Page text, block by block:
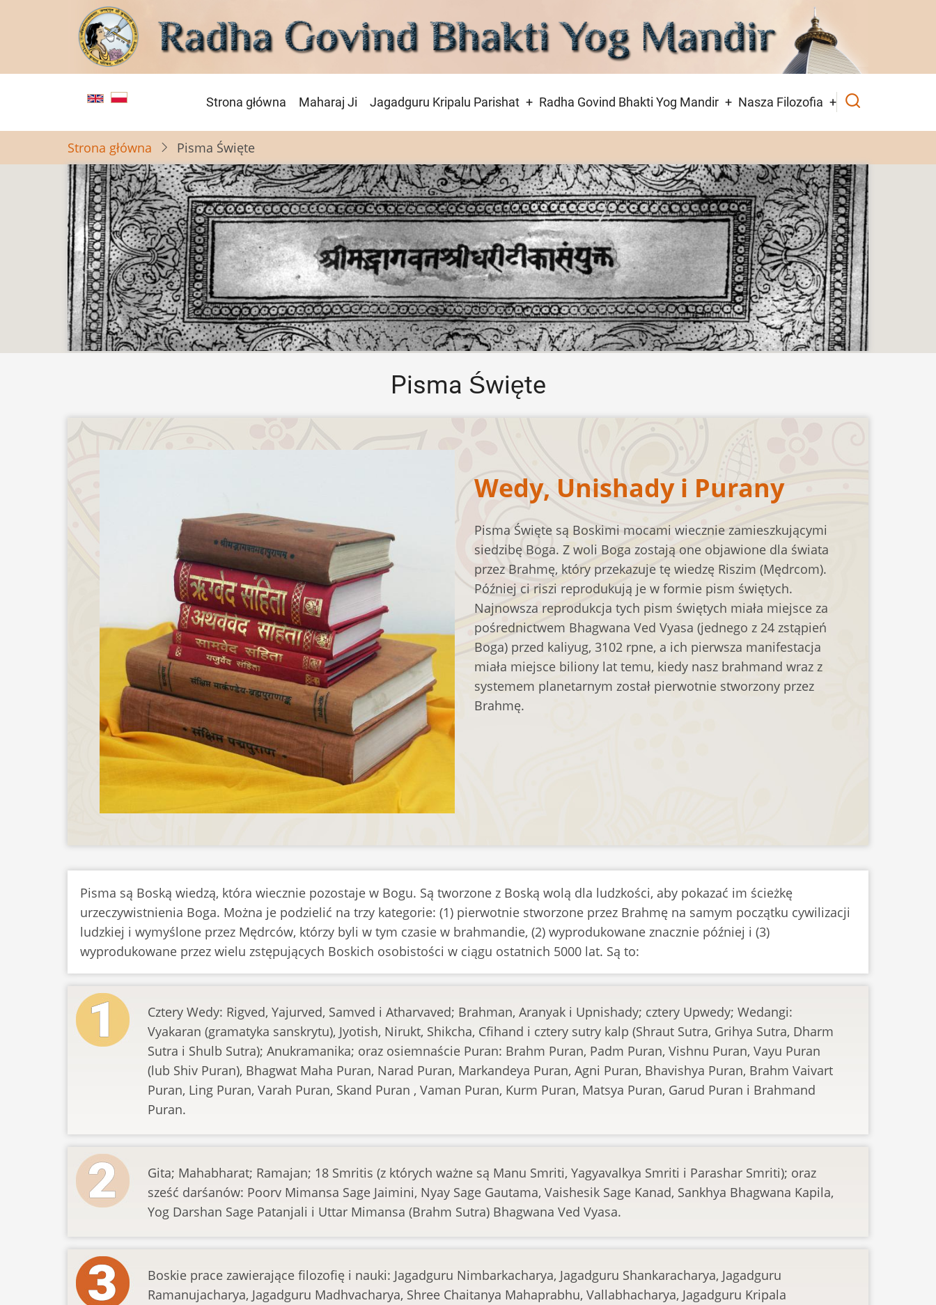
Główna
nawigacja
Strona główna Maharaj Ji Jagadguru Kripalu Parishat Radha Govind Bhakti Yog Mandir Nasza Filozofia
Strona główna Pisma Święte
Pisma Święte
Wedy, Unishady i Purany
Pisma Święte są Boskimi mocami wiecznie zamieszkującymi
siedzibę Boga. Z woli Boga zostają one objawione dla świata
przez Brahmę, który przekazuje tę wiedzę Riszim (Mędrcom).
Później ci riszi reprodukują je w formie pism świętych.
Najnowsza reprodukcja tych pism świętych miała miejsce za
pośrednictwem Bhagwana Ved Vyasa (jednego z 24 zstąpień
Boga) przed kaliyug, 3102 rpne, a ich pierwsza manifestacja
miała miejsce biliony lat temu, kiedy nasz brahmand wraz z
systemem planetarnym został pierwotnie stworzony przez
Brahmę.
Pisma są Boską wiedzą, która wiecznie pozostaje w Bogu. Są tworzone z Boską wolą dla ludzkości, aby pokazać im ścieżkę
urzeczywistnienia Boga. Można je podzielić na trzy kategorie: (1) pierwotnie stworzone przez Brahmę na samym początku cywilizacji
ludzkiej i wymyślone przez Mędrców, którzy byli w tym czasie w brahmandie, (2) wyprodukowane znacznie później i (3)
wyprodukowane przez wielu zstępujących Boskich osobistości w ciągu ostatnich 5000 lat. Są to:
Cztery Wedy: Rigved, Yajurved, Samved i Atharvaved; Brahman, Aranyak i Upnishady; cztery Upwedy; Wedangi:
Vyakaran (gramatyka sanskrytu), Jyotish, Nirukt, Shikcha, Cfihand i cztery sutry kalp (Shraut Sutra, Grihya Sutra, Dharm
Sutra i Shulb Sutra); Anukramanika; oraz osiemnaście Puran: Brahm Puran, Padm Puran, Vishnu Puran, Vayu Puran
(lub Shiv Puran), Bhagwat Maha Puran, Narad Puran, Markandeya Puran, Agni Puran, Bhavishya Puran, Brahm Vaivart
Puran, Ling Puran, Varah Puran, Skand Puran , Vaman Puran, Kurm Puran, Matsya Puran, Garud Puran i Brahmand
Puran.
Gita; Mahabharat; Ramajan; 18 Smritis (z których ważne są Manu Smriti, Yagyavalkya Smriti i Parashar Smriti); oraz
sześć darśanów: Poorv Mimansa Sage Jaimini, Nyay Sage Gautama, Vaishesik Sage Kanad, Sankhya Bhagwana Kapila,
Yog Darshan Sage Patanjali i Uttar Mimansa (Brahm Sutra) Bhagwana Ved Vyasa.
Boskie prace zawierające filozofię i nauki: Jagadguru Nimbarkacharya, Jagadguru Shankaracharya, Jagadguru
Ramanujacharya, Jagadguru Madhvacharya, Shree Chaitanya Mahaprabhu, Vallabhacharya, Jagadguru Kripala